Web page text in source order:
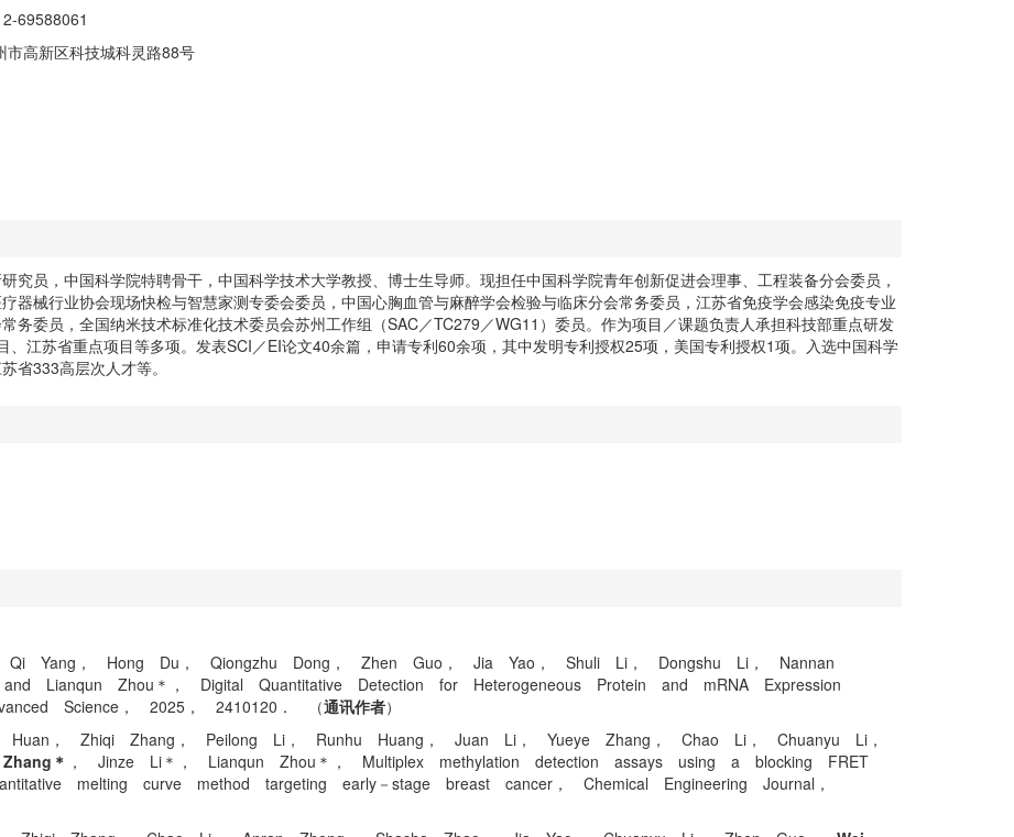
69588061
市高新区科技城科灵路88号
究员，中国科学院特聘骨干，中国科学技术大学教授、博士生导师。现担任中国科学院青年创新促进会理事、工程装备分会委员，
器械行业协会现场快检与智慧家测专委会委员，中国心胸血管与麻醉学会检验与临床分会常务委员，江苏省免疫学会感染免疫专业
务委员，全国纳米技术标准化技术委员会苏州工作组（SAC／TC279／WG11）委员。作为项目／课题负责人承担科技部重点研发
江苏省重点项目等多项。发表SCI／EI论文40余篇，申请专利60余项，其中发明专利授权25项，美国专利授权1项。入选中国科学
省333高层次人才等。
Yang， Hong Du， Qiongzhu Dong， Zhen Guo， Jia Yao， Shuli Li， Dongshu Li， Nannan
Lianqun Zhou＊， Digital Quantitative Detection for Heterogeneous Protein and mRNA Expression
Science， 2025， 2410120． （通讯作者）
， Zhiqi Zhang， Peilong Li， Runhu Huang， Juan Li， Yueye Zhang， Chao Li， Chuanyu Li，
＊ ， Jinze Li＊， Lianqun Zhou＊， Multiplex methylation detection assays using a blocking FRET
melting curve method targeting early－stage breast cancer， Chemical Engineering Journal，